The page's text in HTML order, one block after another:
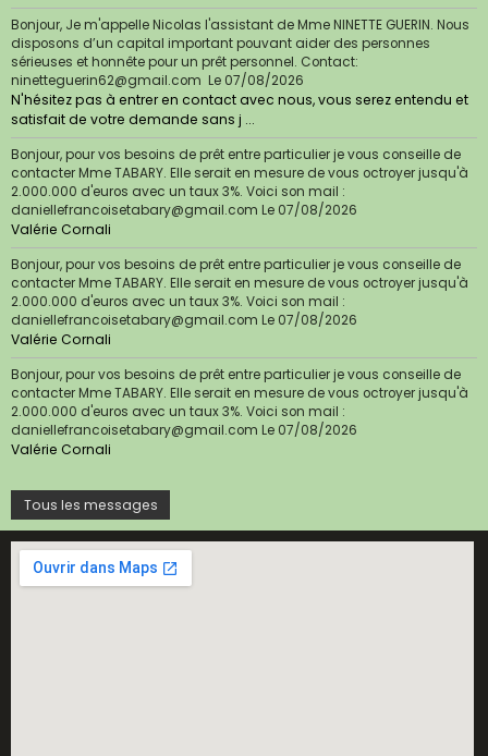
Bonjour, Je m'appelle Nicolas l'assistant de Mme NINETTE GUERIN. Nous
disposons d’un capital important pouvant aider des personnes
sérieuses et honnête pour un prêt personnel. Contact:
ninetteguerin62@gmail.com Le 07/08/2026
N'hésitez pas à entrer en contact avec nous, vous serez entendu et
satisfait de votre demande sans j ...
Bonjour, pour vos besoins de prêt entre particulier je vous conseille de
contacter Mme TABARY. Elle serait en mesure de vous octroyer jusqu'à
2.000.000 d'euros avec un taux 3%. Voici son mail :
daniellefrancoisetabary@gmail.com Le 07/08/2026
Valérie Cornali
Bonjour, pour vos besoins de prêt entre particulier je vous conseille de
contacter Mme TABARY. Elle serait en mesure de vous octroyer jusqu'à
2.000.000 d'euros avec un taux 3%. Voici son mail :
daniellefrancoisetabary@gmail.com Le 07/08/2026
Valérie Cornali
Bonjour, pour vos besoins de prêt entre particulier je vous conseille de
contacter Mme TABARY. Elle serait en mesure de vous octroyer jusqu'à
2.000.000 d'euros avec un taux 3%. Voici son mail :
daniellefrancoisetabary@gmail.com Le 07/08/2026
Valérie Cornali
Tous les messages